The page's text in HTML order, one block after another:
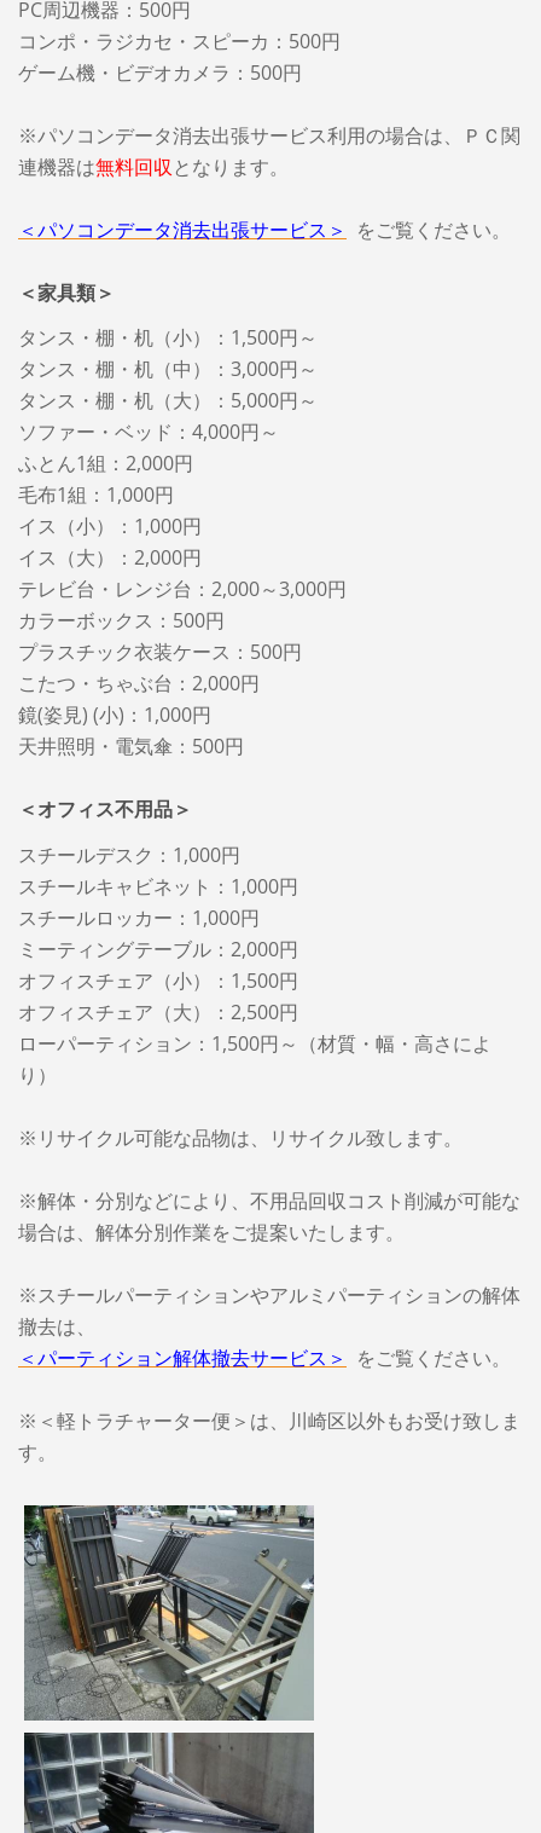
PC周辺機器：500円
コンポ・ラジカセ・スピーカ：500円
ゲーム機・ビデオカメラ：500円
※パソコンデータ消去出張サービス利用の場合は、ＰＣ関
連機器は無料回収となります。
＜パソコンデータ消去出張サービス＞ をご覧ください。
＜家具類＞
タンス・棚・机（小）：1,500円～
タンス・棚・机（中）：3,000円～
タンス・棚・机（大）：5,000円～
ソファー・ベッド：4,000円～
ふとん1組：2,000円
毛布1組：1,000円
イス（小）：1,000円
イス（大）：2,000円
テレビ台・レンジ台：2,000～3,000円
カラーボックス：500円
プラスチック衣装ケース：500円
こたつ・ちゃぶ台：2,000円
鏡(姿見) (小)：1,000円
天井照明・電気傘：500円
＜オフィス不用品＞
スチールデスク：1,000円
スチールキャビネット：1,000円
スチールロッカー：1,000円
ミーティングテーブル：2,000円
オフィスチェア（小）：1,500円
オフィスチェア（大）：2,500円
ローパーティション：1,500円～（材質・幅・高さによ
り）
※リサイクル可能な品物は、リサイクル致します。
※解体・分別などにより、不用品回収コスト削減が可能な
場合は、解体分別作業をご提案いたします。
※スチールパーティションやアルミパーティションの解体
撤去は、
＜パーティション解体撤去サービス＞
をご覧ください。
※＜軽トラチャーター便＞は、川崎区以外もお受け致しま
す。